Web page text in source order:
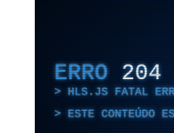
ERRO 204
HLS.JS FATAL
ESTE CONTEÚDO